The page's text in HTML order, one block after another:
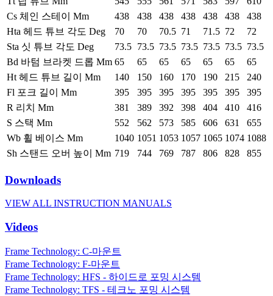
Cs 체인 스테이 Mm
438 438 438 438 438 438
438
Hta 헤드 튜브 각도 Deg
70 70 70.5 71 71.5 72
72
Sta 싯 튜브 각도 Deg
73.5 73.5 73.5 73.5 73.5 73.5 73.5
Bd 바텀 브라켓 드롭 Mm 65 65 65 65 65 65
65
Ht 헤드 튜브 길이 Mm
140 150 160 170 190 215
240
Fl 포크 길이 Mm
395 395 395 395 395 395
395
R 리치 Mm
381 389 392 398 404 410
416
S 스택 Mm
552 562 573 585 606 631
655
Wb 휠 베이스 Mm
1040 1051 1053 1057 1065 1074 1088
Sh 스탠드 오버 높이 Mm 719 744 769 787 806 828 855
Downloads
VIEW ALL INSTRUCTION MANUALS
Videos
Frame Technology: C-마운트
Frame Technology: F-마운트
Frame Technology: HFS - 하이드로 포밍 시스템
Frame Technology: TFS - 테크노 포밍 시스템